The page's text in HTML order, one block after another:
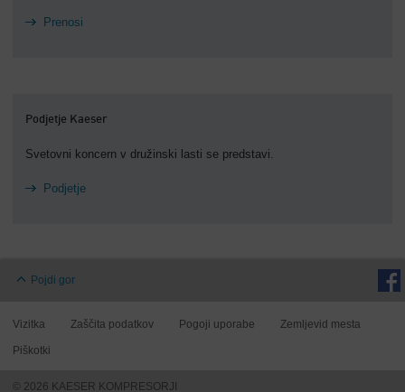
Prenosi
Podjetje Kaeser
Svetovni koncern v družinski lasti se predstavi.
Podjetje
Pojdi gor
Vizitka Zaščita podatkov Pogoji uporabe Zemljevid mesta
Piškotki
© 2026 KAESER KOMPRESORJI